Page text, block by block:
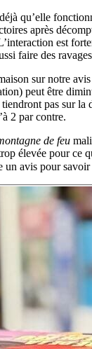
qu’elle
après
est
faire des
sur notre
peut être
pas sur
2 par contre.
de feu
élevée pour ce
avis pour